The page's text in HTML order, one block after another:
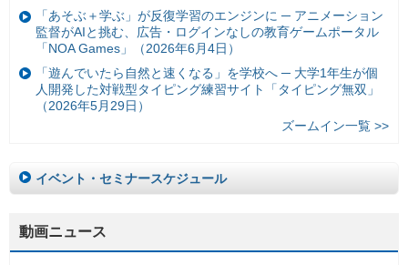
「あそぶ＋学ぶ」が反復学習のエンジンに ─ アニメーション
監督がAIと挑む、広告・ログインなしの教育ゲームポータル
「NOA Games」（2026年6月4日）
「遊んでいたら自然と速くなる」を学校へ ─ 大学1年生が個
人開発した対戦型タイピング練習サイト「タイピング無双」
（2026年5月29日）
ズームイン一覧 >>
イベント・セミナースケジュール
動画ニュース